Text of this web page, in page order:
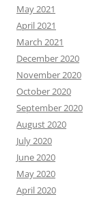
May 2021
April 2021
March 2021
December 2020
November 2020
October 2020
September 2020
August 2020
July 2020
June 2020
May 2020
April 2020